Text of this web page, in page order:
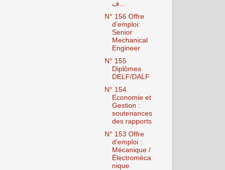
N° 156 Offre
d’emploi:
Senior
Mechanical
Engineer
N° 155
Diplômes
DELF/DALF ‎
N° 154
Economie et
Gestion :
soutenances
des rapports
N° 153 Offre
d'emploi :
Mécanique /
Électroméca
nique